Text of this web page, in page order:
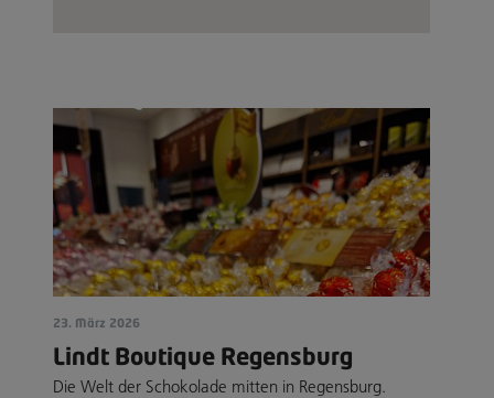
23. März 2026
Lindt Boutique Regensburg
Die Welt der Schokolade mitten in Regensburg.